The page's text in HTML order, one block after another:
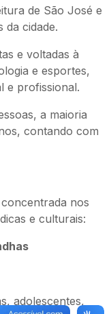
de São José e
da cidade.
e voltadas à
e esportes,
e profissional.
a maioria
contando com
nos
e culturais:
adolescentes,